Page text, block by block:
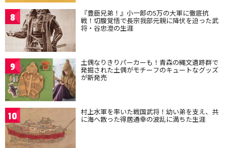
8 『豊臣兄弟！』小一郎の5万の大軍に徹底抗
戦！切腹覚悟で長宗我部元親に降伏を迫った武
将・谷忠澄の生涯
9 土偶なりきりパーカーも！青森の縄文遺跡群で
発掘された土偶がモチーフのキュートなグッズ
が新発売
10 村上水軍を率いた戦国武将！幼い弟を支え、共
に海へ散った得居通幸の波乱に満ちた生涯